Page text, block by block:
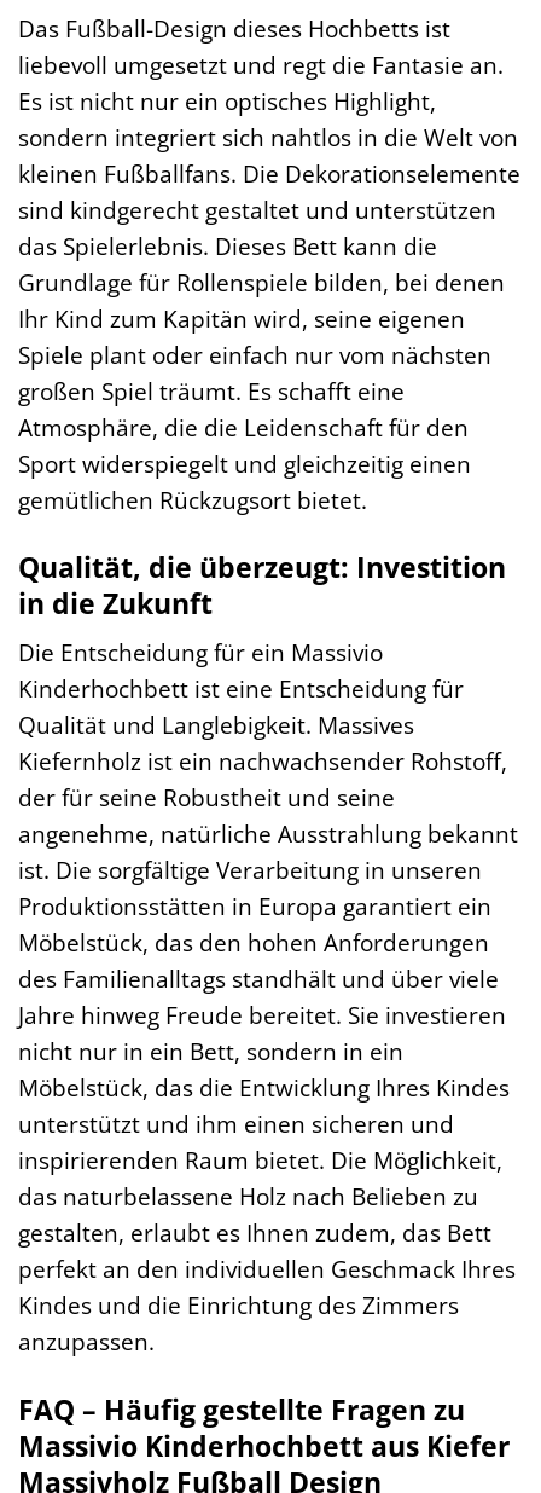
Das Fußball-Design dieses Hochbetts ist
liebevoll umgesetzt und regt die Fantasie an.
Es ist nicht nur ein optisches Highlight,
sondern integriert sich nahtlos in die Welt von
kleinen Fußballfans. Die Dekorationselemente
sind kindgerecht gestaltet und unterstützen
das Spielerlebnis. Dieses Bett kann die
Grundlage für Rollenspiele bilden, bei denen
Ihr Kind zum Kapitän wird, seine eigenen
Spiele plant oder einfach nur vom nächsten
großen Spiel träumt. Es schafft eine
Atmosphäre, die die Leidenschaft für den
Sport widerspiegelt und gleichzeitig einen
gemütlichen Rückzugsort bietet.
Qualität, die überzeugt: Investition
in die Zukunft
Die Entscheidung für ein Massivio
Kinderhochbett ist eine Entscheidung für
Qualität und Langlebigkeit. Massives
Kiefernholz ist ein nachwachsender Rohstoff,
der für seine Robustheit und seine
angenehme, natürliche Ausstrahlung bekannt
ist. Die sorgfältige Verarbeitung in unseren
Produktionsstätten in Europa garantiert ein
Möbelstück, das den hohen Anforderungen
des Familienalltags standhält und über viele
Jahre hinweg Freude bereitet. Sie investieren
nicht nur in ein Bett, sondern in ein
Möbelstück, das die Entwicklung Ihres Kindes
unterstützt und ihm einen sicheren und
inspirierenden Raum bietet. Die Möglichkeit,
das naturbelassene Holz nach Belieben zu
gestalten, erlaubt es Ihnen zudem, das Bett
perfekt an den individuellen Geschmack Ihres
Kindes und die Einrichtung des Zimmers
anzupassen.
FAQ – Häufig gestellte Fragen zu
Massivio Kinderhochbett aus Kiefer
Massivholz Fußball Design